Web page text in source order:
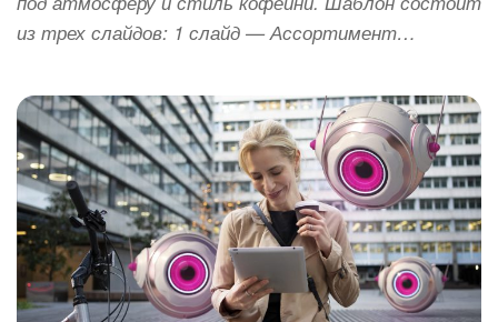
из трех слайдов: 1 слайд — Ассортимент…